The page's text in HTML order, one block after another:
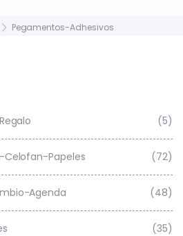
Pegamentos-Adhesivos
(5)
Papeles (72)
Agenda (48)
(35)